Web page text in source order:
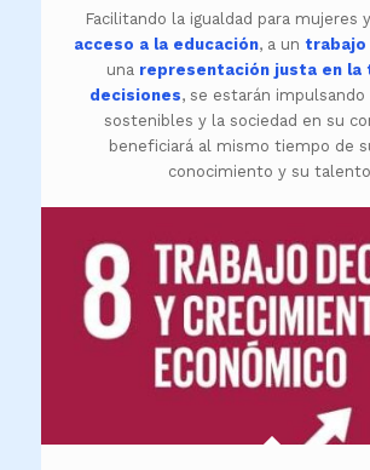
Facilitando la igualdad para mujeres
acceso a la educación, a untrabajo
una representación justa en la
decisiones, se estarán impulsando
sostenibles y la sociedad en su
beneficiará al mismo tiempo de
conocimiento y su